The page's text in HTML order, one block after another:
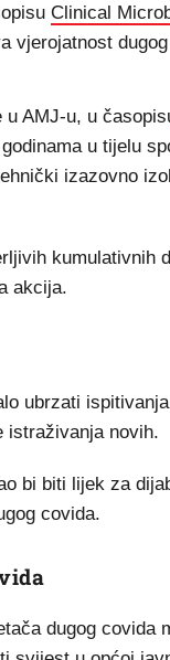
Clinical
vjerojatnost
AMJ-u, u
u tijelu
izazovno
kumulativnih
akcija.
ubrzati
istraživanja novih.
bi biti lijek za
covida.
dugog covida